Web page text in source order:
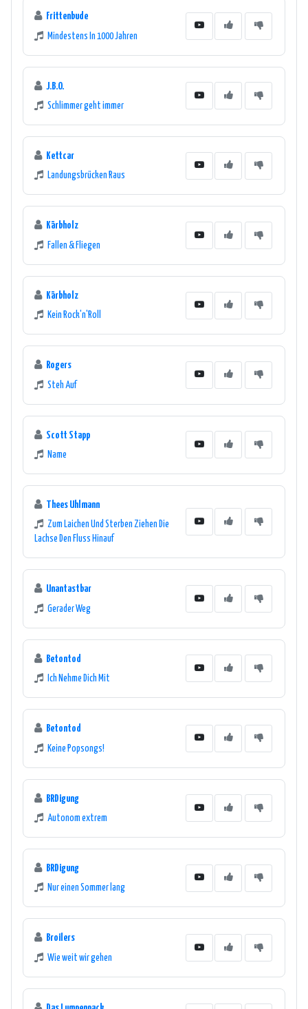
Frittenbude
Mindestens In 1000 Jahren
J.B.O.
Schlimmer geht immer
Kettcar
Landungsbrücken Raus
Kärbholz
Fallen & Fliegen
Kärbholz
Kein Rock'n'Roll
Rogers
Steh Auf
Scott Stapp
Name
Thees Uhlmann
Zum Laichen Und Sterben Ziehen Die
Lachse Den Fluss Hinauf
Unantastbar
Gerader Weg
Betontod
Ich Nehme Dich Mit
Betontod
Keine Popsongs!
BRDigung
Autonom extrem
BRDigung
Nur einen Sommer lang
Broilers
Wie weit wir gehen